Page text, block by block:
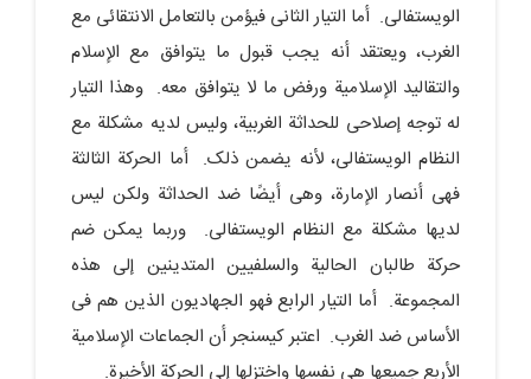
الویستفالی. أما التیار الثانی فیؤمن بالتعامل الانتقائی مع
الغرب، ویعتقد أنه یجب قبول ما یتوافق مع الإسلام
والتقالید الإسلامیة ورفض ما لا یتوافق معه. وهذا التیار
له توجه إصلاحی للحداثة الغربیة، ولیس لدیه مشکلة مع
النظام الویستفالی، لأنه یضمن ذلک. أما الحرکة الثالثة
فهی أنصار الإمارة، وهی أیضًا ضد الحداثة ولکن لیس
لدیها مشکلة مع النظام الویستفالی. وربما یمکن ضم
حرکة طالبان الحالیة والسلفیین المتدینین إلى هذه
المجموعة. أما التیار الرابع فهو الجهادیون الذین هم فی
الأساس ضد الغرب. اعتبر کیسنجر أن الجماعات الإسلامیة
الأربع جمیعها هی نفسها واختزلها إلى الحرکة الأخیرة.